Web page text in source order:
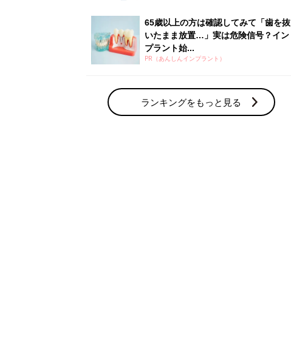
65歳以上の方は確認してみて「歯を抜
いたまま放置…」実は危険信号？イン
プラント始...
PR（あんしんインプラント）
ランキングをもっと見る